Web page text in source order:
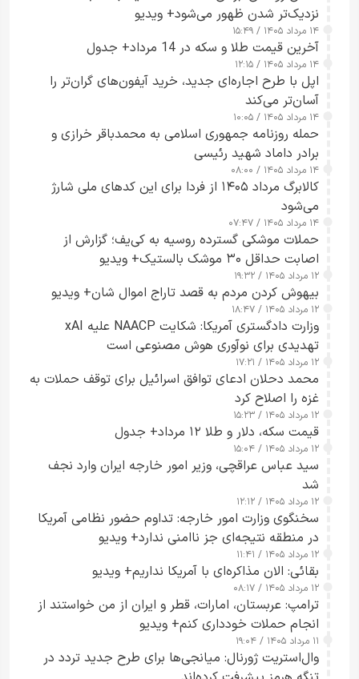
نزدیک‌تر شدن ظهور می‌شود+ ویدیو
۱۴ مرداد ۱۴۰۵ / ۱۵:۴۹
آخرین قیمت طلا و سکه در 14 مرداد+ جدول
۱۴ مرداد ۱۴۰۵ / ۱۲:۱۵
اپل با طرح اجاره‌ای جدید، خرید آیفون‌های گران‌تر را
آسان‌تر می‌کند
۱۴ مرداد ۱۴۰۵ / ۱۰:۰۵
حمله روزنامه جمهوری اسلامی به محمدباقر خرازی و
برادر داماد شهید رئیسی
۱۴ مرداد ۱۴۰۵ / ۰۸:۰۰
کالابرگ مرداد ۱۴۰۵ از فردا برای این کدهای ملی شارژ
می‌شود
۱۴ مرداد ۱۴۰۵ / ۰۷:۴۷
حملات موشکی گسترده روسیه به کی‌یف؛ گزارش از
اصابت حداقل ۳۰ موشک بالستیک+ ویدیو
۱۲ مرداد ۱۴۰۵ / ۱۹:۳۲
بیهوش کردن مردم به قصد تاراج اموال شان+ ویدیو
۱۲ مرداد ۱۴۰۵ / ۱۸:۴۷
وزارت دادگستری آمریکا: شکایت NAACP علیه xAI
تهدیدی برای نوآوری هوش مصنوعی است
۱۲ مرداد ۱۴۰۵ / ۱۷:۲۱
محمد دحلان ادعای توافق اسرائیل برای توقف حملات به
غزه را اصلاح کرد
۱۲ مرداد ۱۴۰۵ / ۱۵:۲۳
قیمت سکه، دلار و طلا ۱۲ مرداد+ جدول
۱۲ مرداد ۱۴۰۵ / ۱۵:۰۴
سید عباس عراقچی، وزیر امور خارجه ایران وارد نجف
شد
۱۲ مرداد ۱۴۰۵ / ۱۲:۱۲
سخنگوی وزارت امور خارجه: تداوم حضور نظامی آمریکا
در منطقه نتیجه‌ای جز ناامنی ندارد+ ویدیو
۱۲ مرداد ۱۴۰۵ / ۱۱:۴۱
بقائی: الان مذاکره‌ای با آمریکا نداریم+ ویدیو
۱۲ مرداد ۱۴۰۵ / ۰۸:۱۷
ترامپ: عربستان، امارات، قطر و ایران از من خواستند از
انجام حملات خودداری کنم+ ویدیو
۱۱ مرداد ۱۴۰۵ / ۱۹:۰۴
وال‌استریت ژورنال: میانجی‌ها برای طرح جدید تردد در